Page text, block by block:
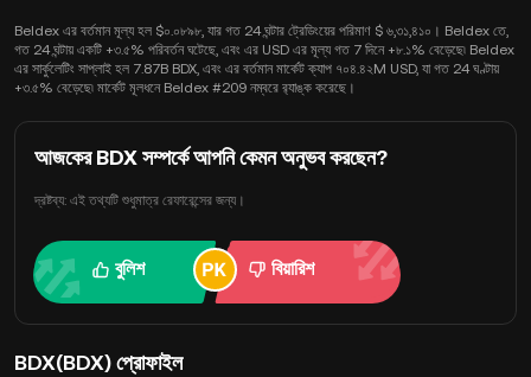
Beldex এর বর্তমান মূল্য হল $০.০৮৯৮, যার গত 24 ঘন্টার ট্রেডিংয়ের পরিমাণ $ ৬,৩১,৪১০। Beldex তে,
গত 24 ঘন্টায় একটি +৩.৫% পরিবর্তন ঘটেছে, এবং এর USD এর মূল্য গত 7 দিনে +৮.১% বেড়েছে৷ Beldex
এর সার্কুলেটিং সাপ্লাই হল 7.87B BDX, এবং এর বর্তমান মার্কেট ক্যাপ ৭০৪.৪২M USD, যা গত 24 ঘণ্টায়
+৩.৫% বেড়েছে৷ মার্কেট মূলধনে Beldex #209 নম্বরে র‍্যাঙ্ক করেছে।
আজকের BDX সম্পর্কে আপনি কেমন অনুভব করছেন?
দ্রষ্টব্য: এই তথ্যটি শুধুমাত্র রেফারেন্সের জন্য।
বুলিশ বিয়ারিশ
BDX(BDX) প্রোফাইল